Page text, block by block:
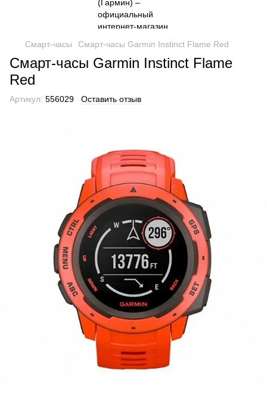
Смарт-часы Смарт-часы Garmin Instinct Flame Red
Смарт-часы Garmin Instinct Flame
Red
Артикул: 556029 Оставить отзыв